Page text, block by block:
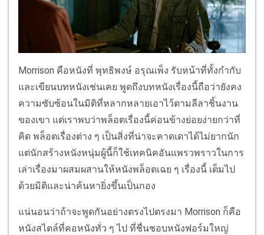
Morrison คือหนังที่ พุทธิพงษ์ อรุณเพ็ง รับหน้าที่ทั้งกำกับ
และเขียนบทหนังเช่นเคย พูดถึงบทหนังเรื่องนี้ถือว่ายังคง
ความซับซ้อนในมิติที่หลากหลายเอาไว้ตามลีลาชิ้นงาน
ของเขา แต่เราพบว่าพล็อตเรื่องนี้ค่อนข้างย่อยง่ายกว่าที่
คิด พล็อตเรื่องต่าง ๆ เป็นสิ่งที่น่าจะคาดเดาได้ไม่ยากนัก
แต่นักสร้างหนังหนุ่มผู้นี้ก็ใช้เทคนิคอันแพรวพราวในการ
เล่าเรื่องมาผสมผสานให้หนังพล็อตเฉย ๆ เรื่องนี้ เต็มไป
ด้วยมิติและน่าค้นหายิ่งขึ้นเป็นกอง
แน่นอนว่าถ้าจะพูดกันอย่างตรงไปตรงมา Morrison ก็คือ
หนังสไตล์ที่คอหนังทั่ว ๆ ไป ที่ชื่นชอบหนังฟอร์มใหญ่